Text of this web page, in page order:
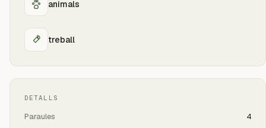
animals
treball
DETALLS
Paraules 4